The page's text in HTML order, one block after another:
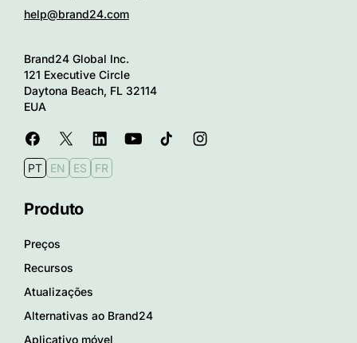
help@brand24.com
Brand24 Global Inc.
121 Executive Circle
Daytona Beach, FL 32114
EUA
PT EN ES FR
Produto
Preços
Recursos
Atualizações
Alternativas ao Brand24
Aplicativo móvel